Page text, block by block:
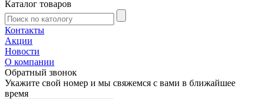
Каталог товаров
Контакты
Акции
Новости
О компании
Обратный звонок
Укажите свой номер и мы свяжемся с вами в ближайшее
время